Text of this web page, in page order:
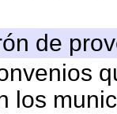
de
los